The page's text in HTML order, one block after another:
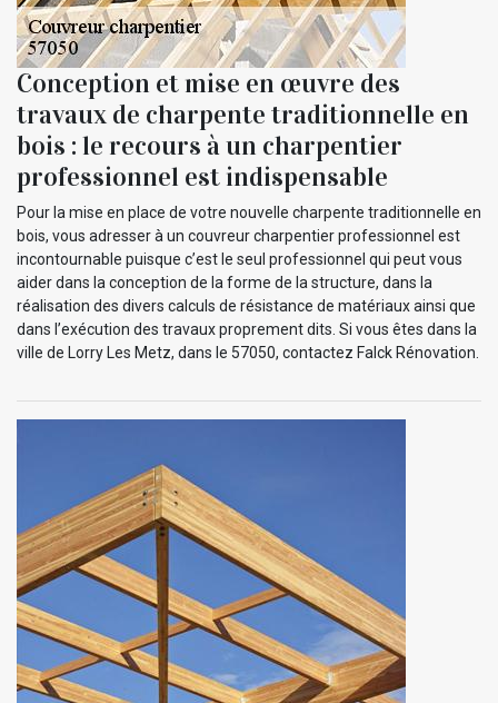
Conception et mise en œuvre des
travaux de charpente traditionnelle en
bois : le recours à un charpentier
professionnel est indispensable
Pour la mise en place de votre nouvelle charpente traditionnelle en
bois, vous adresser à un couvreur charpentier professionnel est
incontournable puisque c’est le seul professionnel qui peut vous
aider dans la conception de la forme de la structure, dans la
réalisation des divers calculs de résistance de matériaux ainsi que
dans l’exécution des travaux proprement dits. Si vous êtes dans la
ville de Lorry Les Metz, dans le 57050, contactez Falck Rénovation.